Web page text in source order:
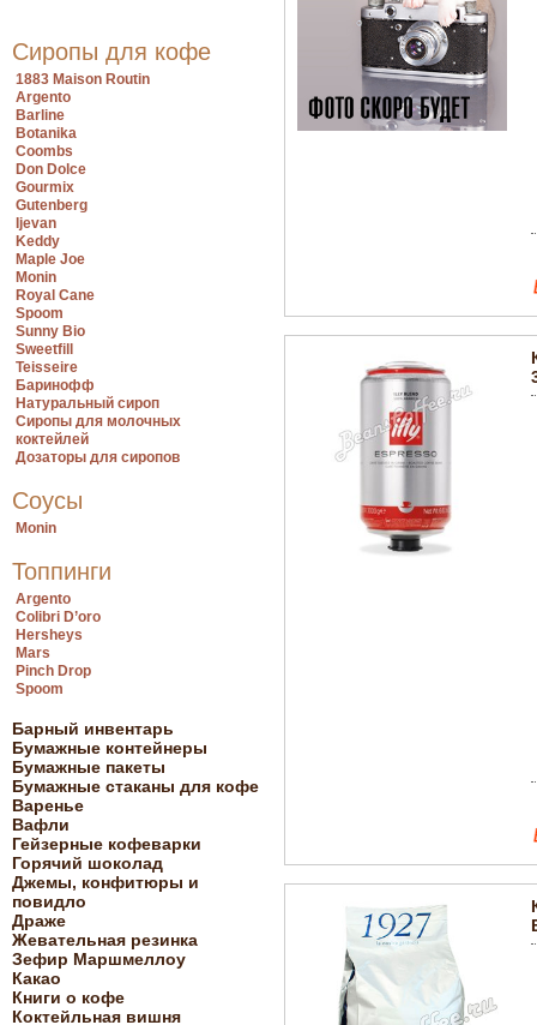
Сиропы для кофе
1883 Maison Routin
Argento
Barline
Botanika
Coombs
Don Dolce
Gourmix
Gutenberg
Ijevan
Keddy
Maple Joe
Monin
Royal Cane
Spoom
Sunny Bio
Sweetfill
Teisseire
Баринофф
Натуральный сироп
Сиропы для молочных
коктейлей
Дозаторы для сиропов
Соусы
Monin
Топпинги
Argento
Colibri D’oro
Hersheys
Mars
Pinch Drop
Spoom
Барный инвентарь
Бумажные контейнеры
Бумажные пакеты
Бумажные стаканы для кофе
Варенье
Вафли
Гейзерные кофеварки
Горячий шоколад
Джемы, конфитюры и
повидло
Драже
Жевательная резинка
Зефир Маршмеллоу
Какао
Книги о кофе
Коктейльная вишня